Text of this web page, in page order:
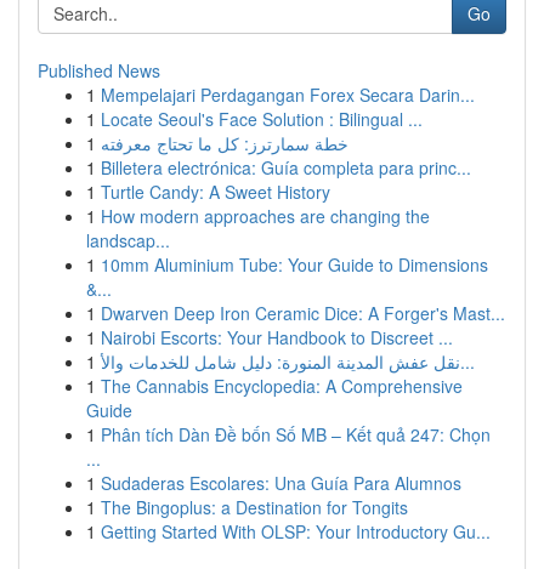
Go
Published News
1 Mempelajari Perdagangan Forex Secara Darin...
1 Locate Seoul's Face Solution : Bilingual ...
1 خطة سمارترز: كل ما تحتاج معرفته
1 Billetera electrónica: Guía completa para princ...
1 Turtle Candy: A Sweet History
1 How modern approaches are changing the
landscap...
1 10mm Aluminium Tube: Your Guide to Dimensions
&...
1 Dwarven Deep Iron Ceramic Dice: A Forger's Mast...
1 Nairobi Escorts: Your Handbook to Discreet ...
1
نقل عفش المدينة المنورة: دليل شامل للخدمات والأ...
1 The Cannabis Encyclopedia: A Comprehensive
Guide
1 Phân tích Dàn Đề bốn Số MB – Kết quả 247: Chọn
...
1 Sudaderas Escolares: Una Guía Para Alumnos
1 The Bingoplus: a Destination for Tongits
1 Getting Started With OLSP: Your Introductory Gu...